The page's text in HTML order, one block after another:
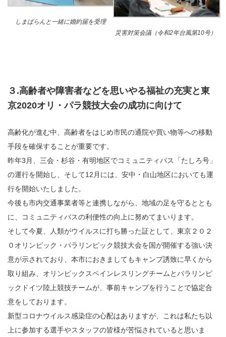
しまばらんと一緒に婚約届を受理
災害対策会議（令和2年台風第10号）
３.高齢者や障害者などを思いやる福祉の充実と東
京2020オリ・パラ競技大会の成功に向けて
高齢化が進む中、高齢者をはじめ市民の通院や買い物等への移動
手段を確保することが重要です。
昨年3月、三会・杉谷・有明地区でコミュニティバス「たしろ号」
の運行を開始し、そして12月には、安中・白山地区においても運
行を開始いたしました。
今後も市内交通事業者等と連携しながら、地域の足を守るととも
に、コミュニティバスの利便性の向上に努めてまいります。
そして今夏、人類がウイルスに打ち勝った証として、東京２０２
０オリンピック・パラリンピック競技大会を国が開催する強い決
意が示されており、本市におきましてもキャンプ誘致に早くから
取り組み、オリンピックスペインレスリングチームとパラリンピ
ックドイツ陸上競技チームが、事前キャンプを行うことで協定合
意をしております。
新型コロナウイルス感染症の心配はありますが、これは私たち以
上に参加する選手やスタッフの皆様が苦悩されていると思いま